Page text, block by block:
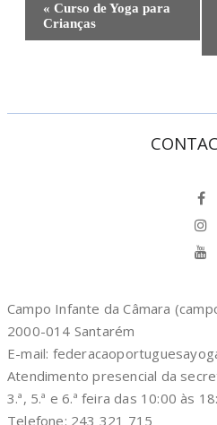
« Curso de Yoga para
Crianças
Campo Infante da Câmara
2000-014 Santarém
E-mail:
Atendimento presencial da
3.ª, 5.ª e 6.ª feira das 10:00 às
Telefone: 243 321 715